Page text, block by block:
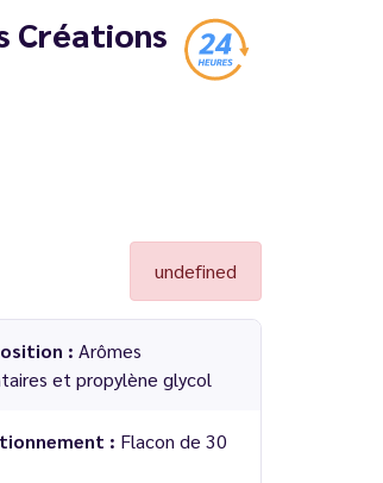
Créations
undefined
: Arômes
et propylène glycol
: Flacon de 30